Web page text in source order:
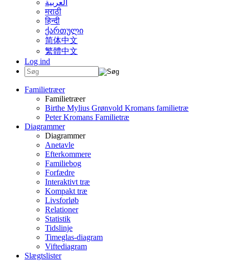
العربية
मराठी
हिन्दी
ქართული
简体中文
繁體中文
Log ind
Familietræer
Familietræer
Birthe Mylius Grønvold Kromans familietræ
Peter Kromans Familietræ
Diagrammer
Diagrammer
Anetavle
Efterkommere
Familiebog
Forfædre
Interaktivt træ
Kompakt træ
Livsforløb
Relationer
Statistik
Tidslinje
Timeglas-diagram
Viftediagram
Slægtslister